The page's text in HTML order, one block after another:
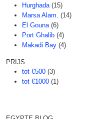
Hurghada (15)
Marsa Alam. (14)
El Gouna (6)
Port Ghalib (4)
Makadi Bay (4)
PRIJS
tot €500 (3)
tot €1000 (1)